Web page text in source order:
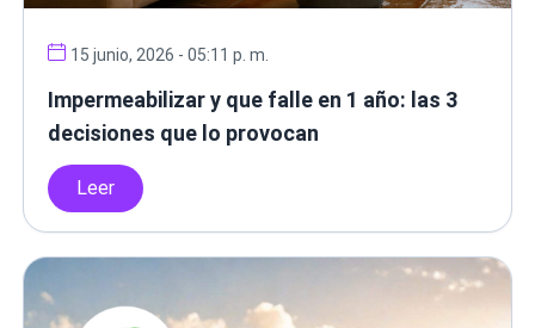
15 junio, 2026 - 05:11 p. m.
Impermeabilizar y que falle en 1 año: las 3
decisiones que lo provocan
Leer